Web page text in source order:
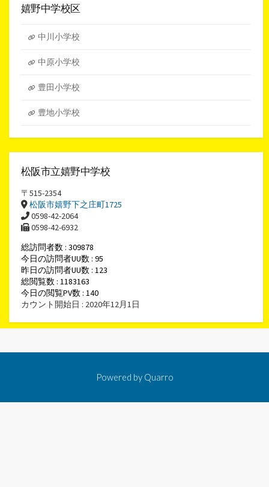
イ
嬉野中学校区
中川小学校
中原小学校
豊田小学校
豊地小学校
松阪市立嬉野中学校
〒515-2354
松阪市嬉野下之庄町1725
0598-42-2064
0598-42-6932
総訪問者数 : 309878
今日の訪問者UU数 : 95
昨日の訪問者UU数 : 123
総閲覧数 : 1183163
今日の閲覧PV数 : 140
カウント開始日 : 2020年12月1日
Powered by Quarro